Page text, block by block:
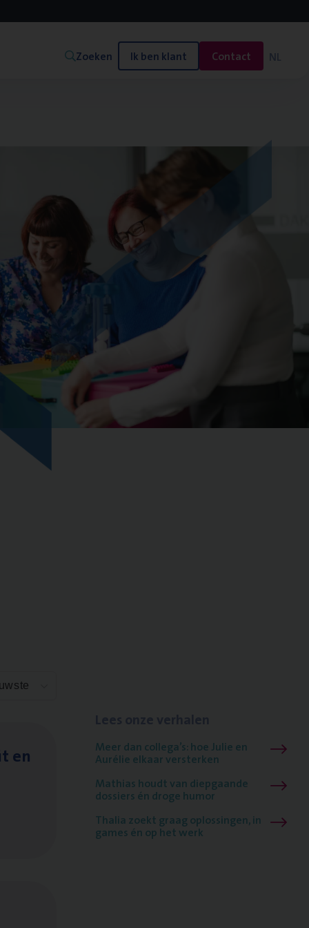
Zoeken Ik ben klant Contact NL
en Meer dan collega’s: hoe Julie en
Aurélie elkaar versterken
Mathias houdt van diepgaande
dossiers én droge humor
Thalia zoekt graag oplossingen, in
games én op het werk